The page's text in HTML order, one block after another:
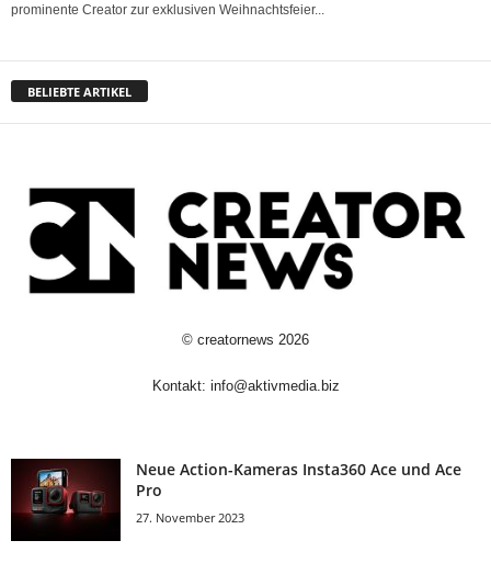
prominente Creator zur exklusiven Weihnachtsfeier...
BELIEBTE ARTIKEL
© creatornews 2026
Kontakt: info@aktivmedia.biz
Neue Action-Kameras Insta360 Ace und Ace
Pro
27. November 2023